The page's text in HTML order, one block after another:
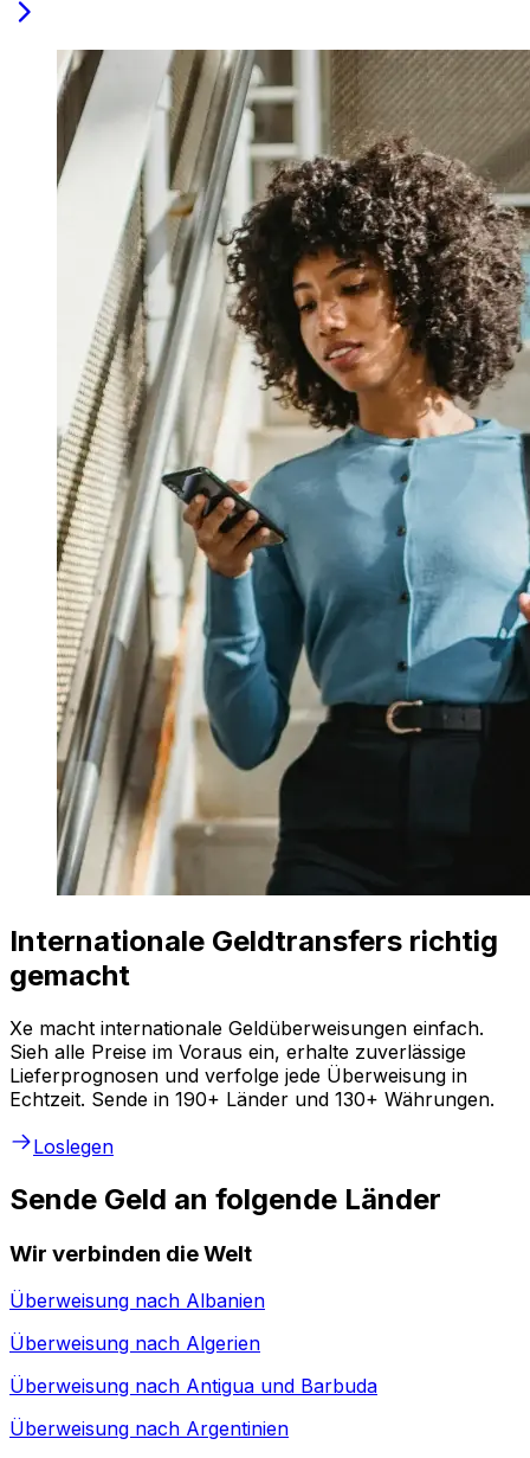
Internationale Geldtransfers richtig
gemacht
Xe macht internationale Geldüberweisungen einfach.
Sieh alle Preise im Voraus ein, erhalte zuverlässige
Lieferprognosen und verfolge jede Überweisung in
Echtzeit. Sende in 190+ Länder und 130+ Währungen.
Loslegen
Sende Geld an folgende Länder
Wir verbinden die Welt
Überweisung nach Albanien
Überweisung nach Algerien
Überweisung nach Antigua und Barbuda
Überweisung nach Argentinien